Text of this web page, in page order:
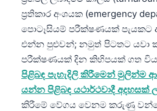
ප්‍රතිකාර අංශයක (emergency
පොටෑසියම් පරීක්ෂණයක් පැයකට
එන්න පුළුවන්; නමුත් පිටතට යවා
පරීක්ෂණයක් දින කිහිපයක් ගත විය
පිළිබඳ පැහැදිලි කිරීමෙන් මුලින්ම
යන්න පිළිබඳ යථාර්ථවාදී අදහසක්
කිරීමේ වේගය වෙනම කරුණු